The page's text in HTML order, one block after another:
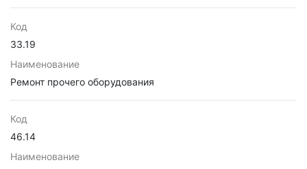
Код
33.19
Наименование
Ремонт прочего оборудования
Код
46.14
Наименование